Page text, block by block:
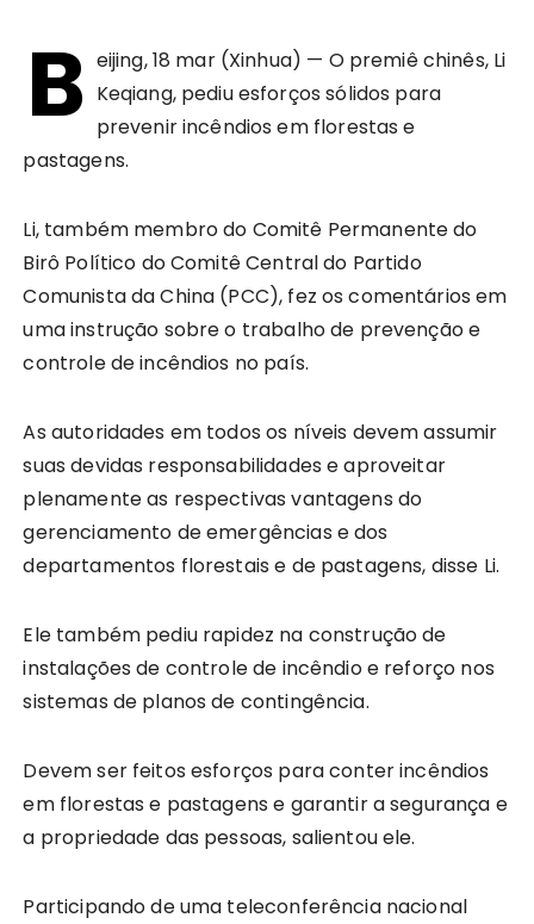
B eijing, 18 mar (Xinhua) — O premiê chinês, Li
Keqiang, pediu esforços sólidos para
prevenir incêndios em florestas e
pastagens.
Li, também membro do Comitê Permanente do
Birô Político do Comitê Central do Partido
Comunista da China (PCC), fez os comentários em
uma instrução sobre o trabalho de prevenção e
controle de incêndios no país.
As autoridades em todos os níveis devem assumir
suas devidas responsabilidades e aproveitar
plenamente as respectivas vantagens do
gerenciamento de emergências e dos
departamentos florestais e de pastagens, disse Li.
Ele também pediu rapidez na construção de
instalações de controle de incêndio e reforço nos
sistemas de planos de contingência.
Devem ser feitos esforços para conter incêndios
em florestas e pastagens e garantir a segurança e
a propriedade das pessoas, salientou ele.
Participando de uma teleconferência nacional